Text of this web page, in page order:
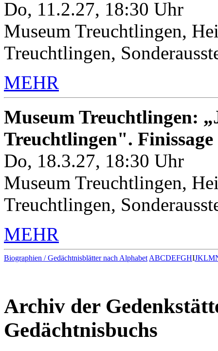
Do, 11.2.27, 18:30 Uhr
Museum Treuchtlingen,
Treuchtlingen,
MEHR
Museum Treuchtlingen:
Treuchtlingen". Finissage
Do, 18.3.27, 18:30 Uhr
Museum Treuchtlingen,
Treuchtlingen,
MEHR
Biographien / Gedächtnisblätter nach Alphabet ABCDEFGHIJKLM
Archiv der
Gedächtnisbuchs